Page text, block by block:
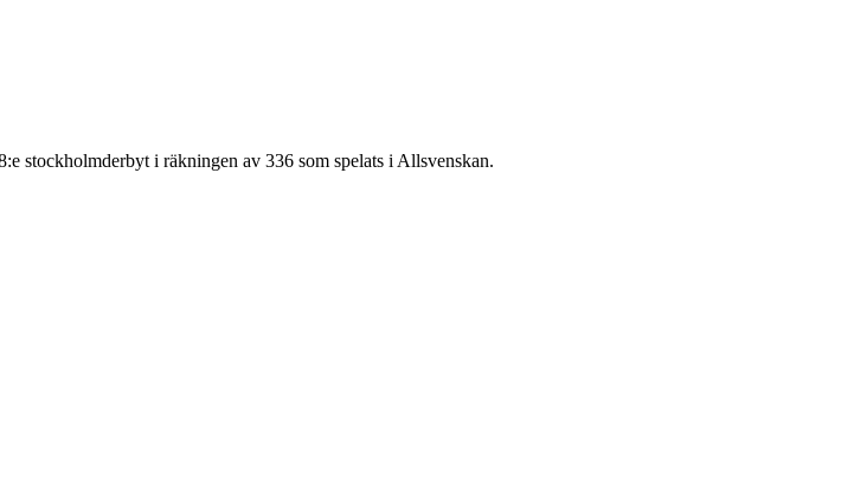
:e stockholmderbyt i räkningen av 336 som spelats i Allsvenskan.